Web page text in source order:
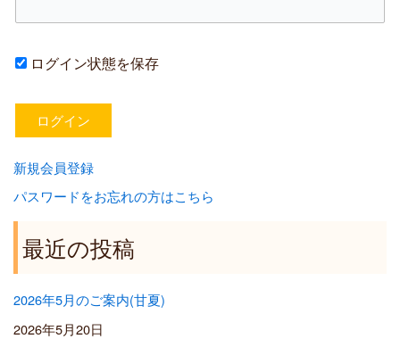
ログイン状態を保存
新規会員登録
パスワードをお忘れの方はこちら
最近の投稿
2026年5月のご案内(甘夏)
2026年5月20日